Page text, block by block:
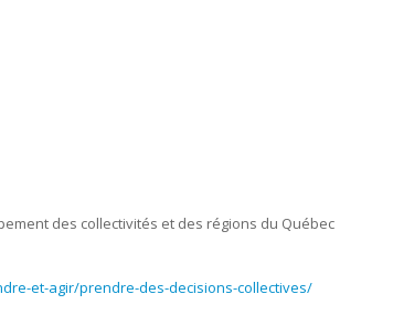
des collectivités et des régions du Québec
et-agir/prendre-des-decisions-collectives/